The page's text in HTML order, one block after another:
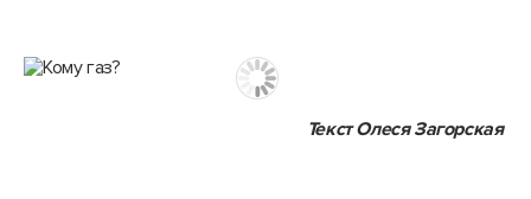
Текст Олеся Загорская